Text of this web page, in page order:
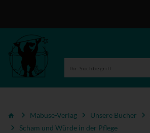
Mabuse-Verlag Unsere Bücher
Scham und Würde in der Pflege